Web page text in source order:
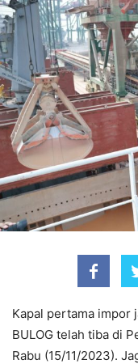
Kapal pertama impor
BULOG telah tiba di
Rabu (15/11/2023).